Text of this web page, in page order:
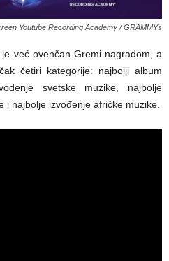
Youtube Recording Academy / GRAMMYs
već ovenčan Gremi nagradom, a
četiri kategorije: najbolji album
svetske muzike, najbolje
i najbolje izvođenje afričke muzike.